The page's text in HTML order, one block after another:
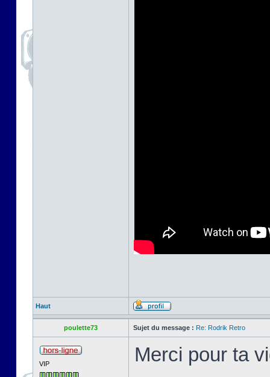
Haut
poulette73 Sujet du message : Re: Rodrik Retro
VIP Merci pour ta